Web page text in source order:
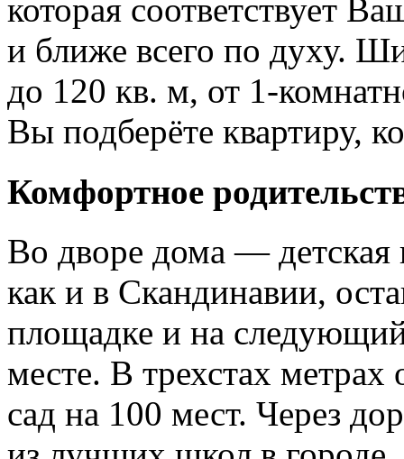
которая соответствует
и ближе всего по духу.
до 120 кв. м, от 1-
Вы подберёте квартиру,
Комфортное
Во дворе дома —
как и в Скандинавии,
площадке и на
месте. В трехстах метрах
сад на 100 мест. Через